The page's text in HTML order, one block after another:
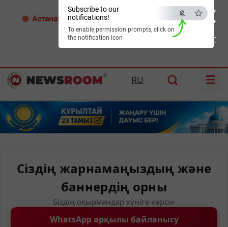
×
ESC
Subscribe to our
notifications!
To enable permission prompts, click on
the notification icon
Астана: 33°C Алматы: Шымкент:38°C
RU ☰
Сіздің жарнамаңыздың және
баннердің орны
Біздің оқырмандар күніге көрсін
WhatsApp арқылы байланысу